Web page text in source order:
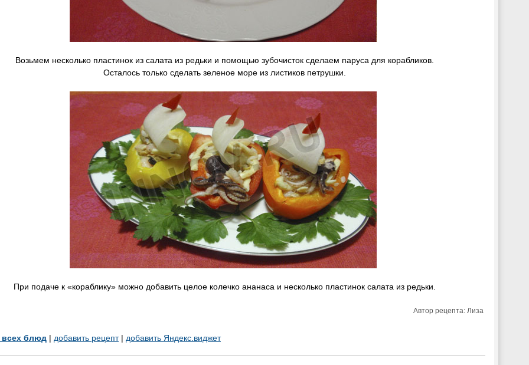
Возьмем несколько пластинок из салата из редьки и помощью зубочисток сделаем паруса для корабликов.
Осталось только сделать зеленое море из листиков петрушки.
При подаче к «кораблику» можно добавить целое колечко ананаса и несколько пластинок салата из редьки.
Автор рецепта: Лиза
всех блюд | добавить рецепт| добавить Яндекс.виджет